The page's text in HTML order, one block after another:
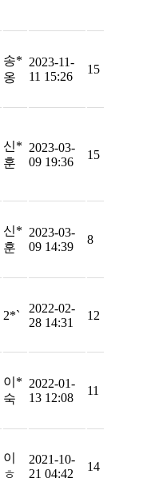
송*
옹
2023-11-
11 15:26
15
신*
훈
2023-03-
09 19:36
15
신*
훈
2023-03-
09 14:39
8
2*`
2022-02-
28 14:31
12
이*
숙
2022-01-
13 12:08
11
이
ㅎ
2021-10-
21 04:42
14